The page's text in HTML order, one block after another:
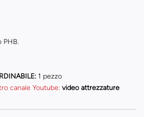
PHB.
1 pezzo
canale Youtube: video attrezzature